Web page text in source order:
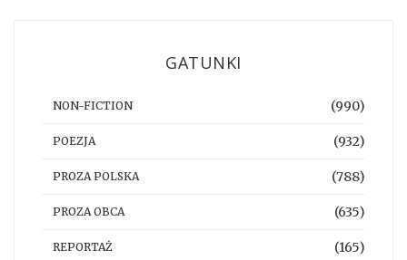
GATUNKI
NON-FICTION (990)
POEZJA (932)
PROZA POLSKA (788)
PROZA OBCA (635)
REPORTAŻ (165)